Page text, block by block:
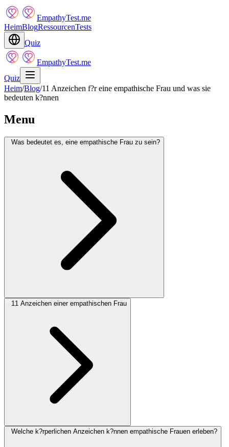
EmpathyTest.me
HeimBlogRessourcenTests
Quiz
EmpathyTest.me
Quiz
Heim/Blog/11 Anzeichen f?r eine empathische Frau und was sie
bedeuten k?nnen
Menu
Was bedeutet es, eine empathische Frau zu sein?
11 Anzeichen einer empathischen Frau
Welche k?rperlichen Anzeichen k?nnen empathische Frauen erleben?